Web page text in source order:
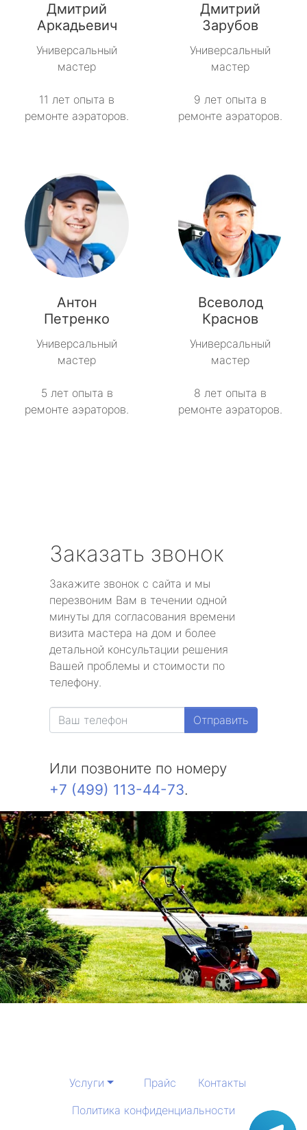
Дмитрий
Аркадьевич
Универсальный
мастер
11 лет опыта в
ремонте аэраторов.
Дмитрий
Зарубов
Универсальный
мастер
9 лет опыта в
ремонте аэраторов.
Антон
Петренко
Универсальный
мастер
5 лет опыта в
ремонте аэраторов.
Всеволод
Краснов
Универсальный
мастер
8 лет опыта в
ремонте аэраторов.
Заказать звонок
Закажите звонок с сайта и мы
перезвоним Вам в течении одной
минуты для согласования времени
визита мастера на дом и более
детальной консультации решения
Вашей проблемы и стоимости по
телефону.
Отправить
Или позвоните по номеру
+7 (499) 113-44-73.
Услуги Прайс
Контакты
Политика конфиденциальности